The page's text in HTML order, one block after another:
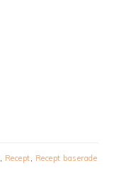
, Recept, Recept baserade